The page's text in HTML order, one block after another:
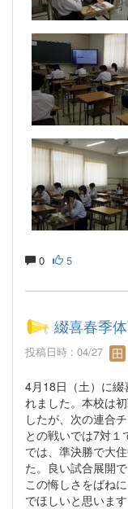
0 5
綴喜春季
投稿日時 : 04/27
4月18日（土）に
れました。本校は
したが、次の連合
との戦いでは7対
では、準決勝で大
た。良い試合展開
この悔しさをばね
でほしいと思います